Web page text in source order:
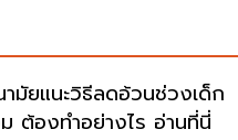
มัยแนะวิธีลดอ้วนช่วงเด็ก
ต้องทำอย่างไร อ่านที่นี่